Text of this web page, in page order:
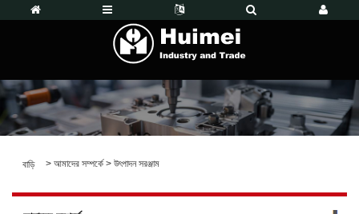
বাড়ি > আমাদের সম্পর্কে > উৎপাদন সরঞ্জাম